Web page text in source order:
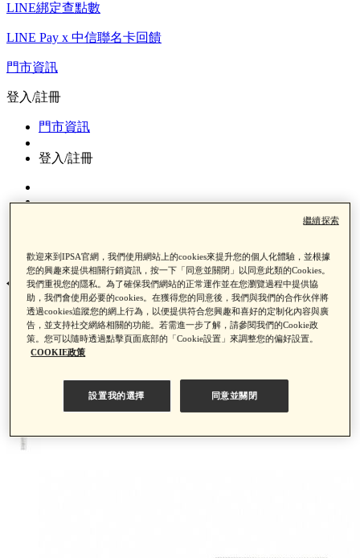
LINE綁定查點數
LINE Pay x 中信聯名卡回饋
門市資訊
登入/註冊
門市資訊
登入/註冊
舒緩潔膚乳
首頁
產品類別
洗顏/卸妝
舒緩潔膚乳
歡迎來到IPSA官網，我們使用網站上的cookies來提升您的個人化體驗，並根據
您的興趣來提供相關行銷資訊，按一下「同意並關閉」以同意此類的Cookies。
我們重視您的隱私。為了確保我們網站的正常運作並在您瀏覽過程中提供協
助，我們會使用必要的cookies。在獲得您的同意後，我們與我們的合作伙伴將
透過cookies追蹤您的網上行為，以便提供符合您興趣和喜好的定制化內容與廣
告，並支持社交網絡相關的功能。若需進一步了解，請參閱我們的Cookie政
策。您可以隨時透過點擊頁面底部的「Cookie設置」來調整您的偏好設置。
COOKIE政策
設置我的選擇 同意並關閉
繼續探索